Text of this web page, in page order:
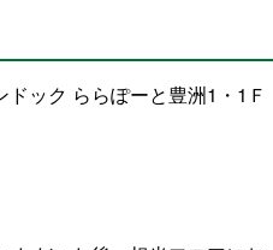
ック ららぽーと豊洲1・1Ｆ